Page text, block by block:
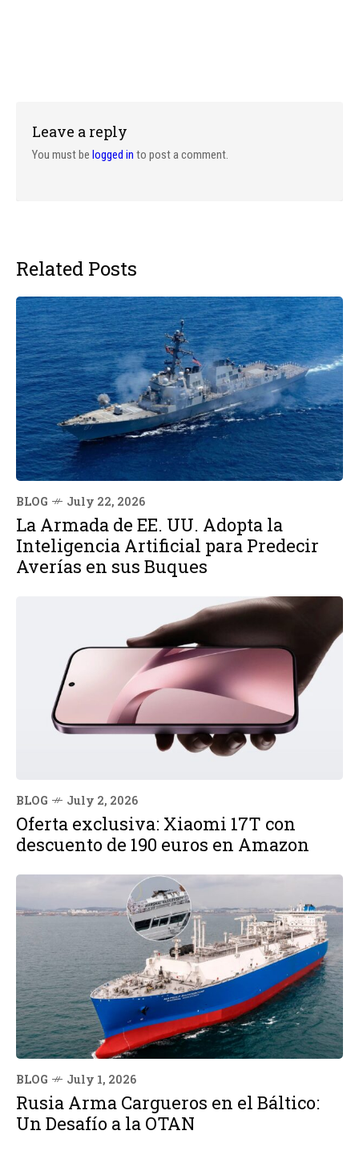
Leave a reply
You must be logged in to post a comment.
Related Posts
BLOG July 22, 2026
La Armada de EE. UU. Adopta la
Inteligencia Artificial para Predecir
Averías en sus Buques
BLOG July 2, 2026
Oferta exclusiva: Xiaomi 17T con
descuento de 190 euros en Amazon
BLOG July 1, 2026
Rusia Arma Cargueros en el Báltico:
Un Desafío a la OTAN